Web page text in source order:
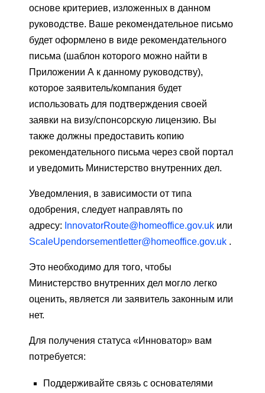
основе критериев, изложенных в данном
руководстве. Ваше рекомендательное письмо
будет оформлено в виде рекомендательного
письма (шаблон которого можно найти в
Приложении А к данному руководству),
которое заявитель/компания будет
использовать для подтверждения своей
заявки на визу/спонсорскую лицензию. Вы
также должны предоставить копию
рекомендательного письма через свой портал
и уведомить Министерство внутренних дел.
Уведомления, в зависимости от типа
одобрения, следует направлять по
адресу: InnovatorRoute@homeoffice.gov.uk или
ScaleUpendorsementletter@homeoffice.gov.uk .
Это необходимо для того, чтобы
Министерство внутренних дел могло легко
оценить, является ли заявитель законным или
нет.
Для получения статуса «Инноватор» вам
потребуется:
Поддерживайте связь с основателями